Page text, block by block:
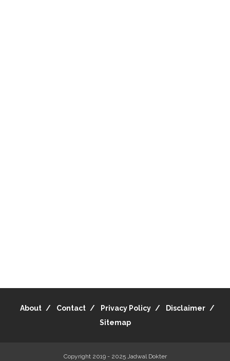
About Contact Privacy Policy
Disclaimer
Sitemap
Copyright 2019 - 2025 Jadwal Dokter